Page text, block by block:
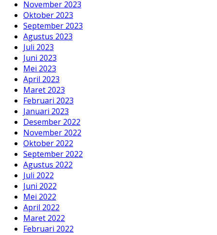
November 2023
Oktober 2023
September 2023
Agustus 2023
Juli 2023
Juni 2023
Mei 2023
April 2023
Maret 2023
Februari 2023
Januari 2023
Desember 2022
November 2022
Oktober 2022
September 2022
Agustus 2022
Juli 2022
Juni 2022
Mei 2022
April 2022
Maret 2022
Februari 2022